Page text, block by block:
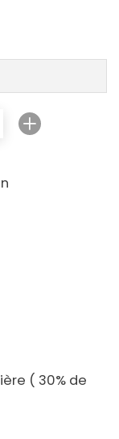
( 30% de